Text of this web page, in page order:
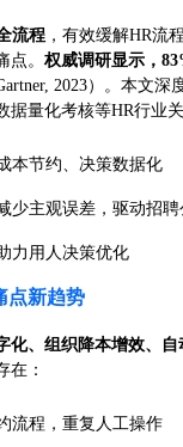
流程 ，有效缓解HR流
点。 权威调研显示，
2023）。本文
据量化考核等HR行业
本节约、决策数据化
少主观误差，驱动招聘
力用人决策优化
点新趋势
化、组织降本增效、
在：
流程，重复人工操作